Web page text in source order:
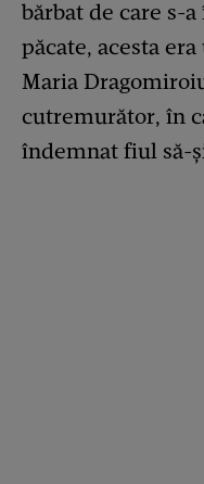
bărbat de care s-
păcate, acesta
Maria
cutremurător, în
îndemnat fiul să-